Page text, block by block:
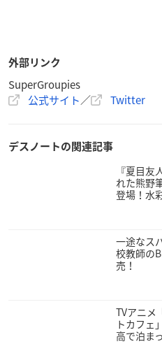
外部リンク
SuperGroupies
公式サイト／ Twitter
デスノートの関連記事
『夏目
れた熊野
登場！水
一途なス
校教師の
売！
TVアニメ
トカフェ
高で泊ま